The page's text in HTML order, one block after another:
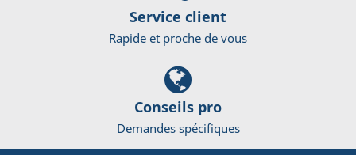
Service client
Rapide et proche de vous
Conseils pro
Demandes spécifiques